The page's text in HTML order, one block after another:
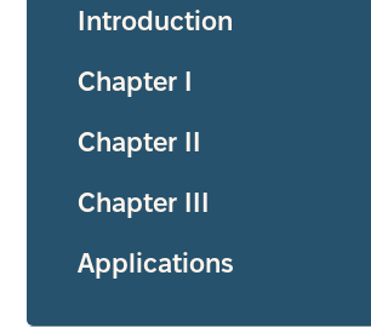
Introduction
Chapter I
Chapter II
Chapter III
Applications